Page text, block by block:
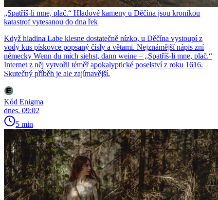
„Spatříš-li mne, plač.“ Hladové kameny u Děčína jsou kronikou
katastrof vytesanou do dna řek
Když hladina Labe klesne dostatečně nízko, u Děčína vystoupí z
vody kus pískovce popsaný čísly a větami. Nejznámější nápis zní
německy Wenn du mich siehst, dann weine – „Spatříš-li mne, plač.“
Internet z něj vytvořil téměř apokalyptické poselství z roku 1616.
Skutečný příběh je ale zajímavější.
Kód Enigma
dnes, 09:02
5 min